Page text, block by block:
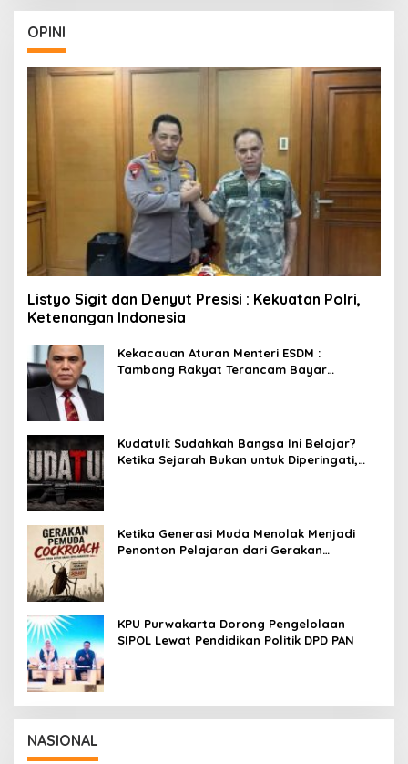
OPINI
Listyo Sigit dan Denyut Presisi : Kekuatan Polri,
Ketenangan Indonesia
Kekacauan Aturan Menteri ESDM :
Tambang Rakyat Terancam Bayar
Kudatuli: Sudahkah Bangsa Ini Belajar?
Ketika Sejarah Bukan untuk Diperingati,
Ketika Generasi Muda Menolak Menjadi
Penonton Pelajaran dari Gerakan
KPU Purwakarta Dorong Pengelolaan
SIPOL Lewat Pendidikan Politik DPD PAN
NASIONAL